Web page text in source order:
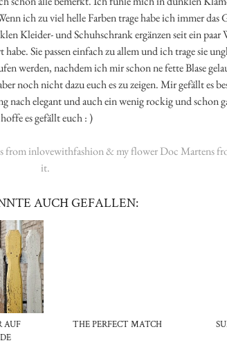
ich zu viel helle Farben trage habe ich immer das
Kleider- und Schuhschrank ergänzen seit ein paar
habe. Sie passen einfach zu allem und ich trage sie
werden, nachdem ich mir schon ne fette Blase
noch nicht dazu euch es zu zeigen. Mir gefällt es
nach elegant und auch ein wenig rockig und schon
hoffe es gefällt euch : )
from inlovewithfashion & my flower Doc Martens
it.
AUCH GEFALLEN:
AUF
THE PERFECT MATCH